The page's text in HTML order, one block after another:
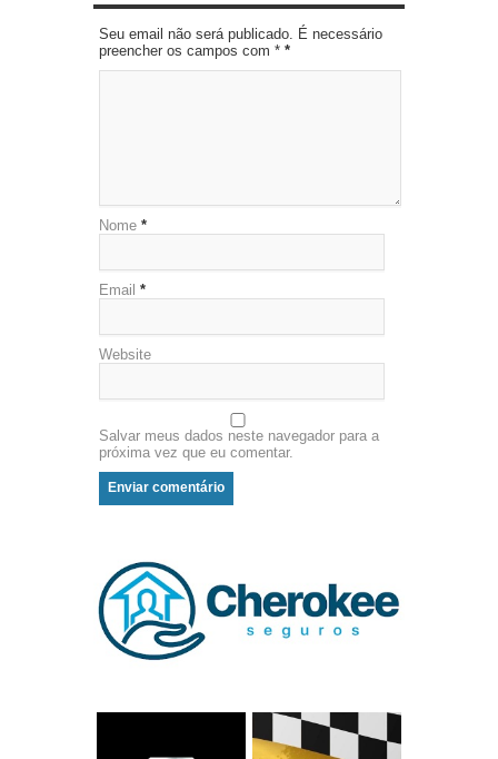
Seu email não será publicado. É necessário
preencher os campos com * *
Nome *
Email *
Website
Salvar meus dados neste navegador para a
próxima vez que eu comentar.